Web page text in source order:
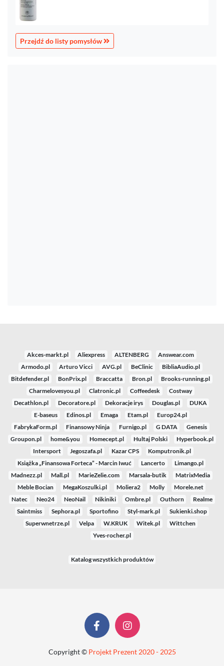
Przejdź do listy pomysłów
Akces-markt.pl Aliexpress ALTENBERG
Answear.com
Armodo.pl
Arturo Vicci AVG.pl BeClinic
BibliaAudio.pl
Bitdefender.pl
BonPrix.pl Braccatta Bron.pl
Brooks-running.pl
Charmelovesyou.pl
Clatronic.pl Coffeedesk
Costway
Decathlon.pl
Decoratore.pl Dekoracje irys Douglas.pl
DUKA
E-baseus
Edinos.pl Emaga Etam.pl
Europ24.pl
FabrykaForm.pl
Finansowy Ninja Furnigo.pl G DATA
Genesis
Groupon.pl
home&you Homecept.pl Hultaj Polski
Hyperbook.pl
Intersport
Jegoszafa.pl Kazar CPS
Komputronik.pl
Książka „Finansowa Forteca” - Marcin Iwuć
Lancerto
Limango.pl
Madnezz.pl
Mall.pl MarieZelie.com Marsala-butik
MatrixMedia
Meble Bocian
MegaKoszulki.pl Moliera2 Molly
Morele.net
Natec
Neo24 NeoNail Nikiniki Ombre.pl Outhorn
Realme
Saintmiss
Sephora.pl Sportofino Styl-mark.pl
Sukienki.shop
Superwnetrze.pl
Velpa W.KRUK Witek.pl
Wittchen
Yves-rocher.pl
Katalog wszystkich produktów
Copyright © Projekt Prezent 2020 - 2025